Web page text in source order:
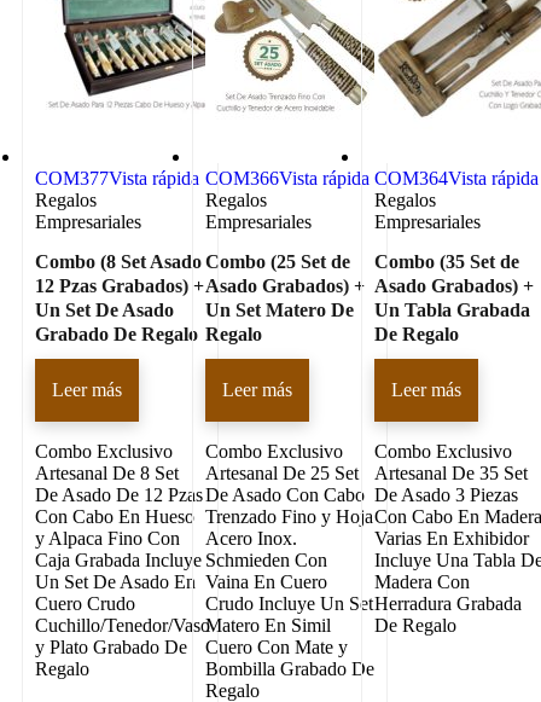
COM377Vista rápida
Regalos
Empresariales
Combo (8 Set Asado
12 Pzas Grabados) +
Un Set De Asado
Grabado De Regalo
Leer más
Combo Exclusivo
Artesanal De 8 Set
De Asado De 12 Pzas
Con Cabo En Hueso
y Alpaca Fino Con
Caja Grabada Incluye
Un Set De Asado En
Cuero Crudo
Cuchillo/Tenedor/Vaso
y Plato Grabado De
Regalo
COM366Vista rápida
Regalos
Empresariales
Combo (25 Set de
Asado Grabados) +
Un Set Matero De
Regalo
Leer más
Combo Exclusivo
Artesanal De 25 Set
De Asado Con Cabo
Trenzado Fino y Hoja
Acero Inox.
Schmieden Con
Vaina En Cuero
Crudo Incluye Un Set
Matero En Simil
Cuero Con Mate y
Bombilla Grabado De
Regalo
COM364Vista rápida
Regalos
Empresariales
Combo (35 Set de
Asado Grabados) +
Un Tabla Grabada
De Regalo
Leer más
Combo Exclusivo
Artesanal De 35 Set
De Asado 3 Piezas
Con Cabo En
Varias En Exhibidor
Incluye Una Tabla
Madera Con
Herradura Grabada
De Regalo